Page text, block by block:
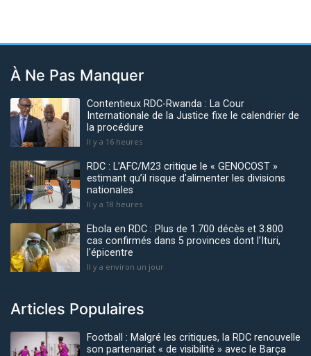
À Ne Pas Manquer
Contentieux RDC-Rwanda : La Cour
Internationale de la Justice fixe le calendrier de
la procédure
Il y a 16 heures
RDC : L’AFC/M23 critique le « GENOCOST »
estimant qu’il risque d'alimenter les divisions
nationales
Il y a 18 heures
Ebola en RDC : Plus de 1.700 décès et 3.800
cas confirmés dans 5 provinces dont l’Ituri,
l'épicentre
Il y a environ un jour
Articles Populaires
Football : Malgré les critiques, la RDC renouvelle
son partenariat « de visibilité » avec le Barça